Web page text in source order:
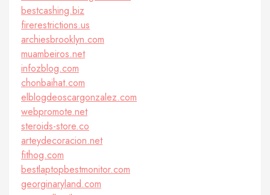
bestcashing.biz
firerestrictions.us
archiesbrooklyn.com
muambeiros.net
infozblog.com
chonbaihat.com
elblogdeoscargonzalez.com
webpromote.net
steroids-store.co
arteydecoracion.net
fithog.com
bestlaptopbestmonitor.com
georginaryland.com